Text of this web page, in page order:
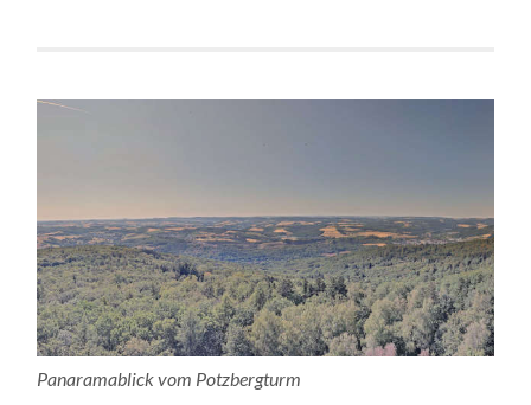
Panaramablick vom Potzbergturm